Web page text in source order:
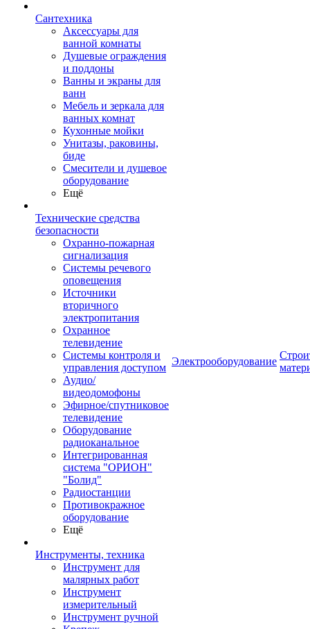
Сантехника
Аксессуары для
ванной комнаты
Душевые ограждения
и поддоны
Ванны и экраны для
ванн
Мебель и зеркала для
ванных комнат
Кухонные мойки
Унитазы, раковины,
биде
Смесители и душевое
оборудование
Ещё
Технические средства
безопасности
Охранно-пожарная
сигнализация
Системы речевого
оповещения
Источники
вторичного
электропитания
Охранное
телевидение
Системы контроля и
управления доступом
Аудио/
видеодомофоны
Эфирное/спутниковое
телевидение
Оборудование
радиоканальное
Интегрированная
система "ОРИОН"
"Болид"
Радиостанции
Противокражное
оборудование
Ещё
Инструменты, техника
Инструмент для
малярных работ
Инструмент
измерительный
Инструмент ручной
Электрооборудование